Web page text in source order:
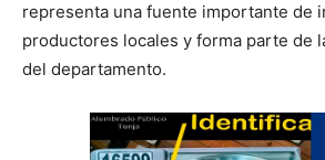
representa una fuente importante de
productores locales y forma parte de
del departamento.